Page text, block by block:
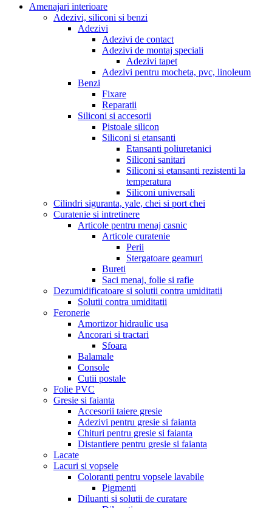
Amenajari interioare
Adezivi, siliconi si benzi
Adezivi
Adezivi de contact
Adezivi de montaj speciali
Adezivi tapet
Adezivi pentru mocheta, pvc, linoleum
Benzi
Fixare
Reparatii
Siliconi si accesorii
Pistoale silicon
Siliconi si etansanti
Etansanti poliuretanici
Siliconi sanitari
Siliconi si etansanti rezistenti la
temperatura
Siliconi universali
Cilindri siguranta, yale, chei si port chei
Curatenie si intretinere
Articole pentru menaj casnic
Articole curatenie
Perii
Stergatoare geamuri
Bureti
Saci menaj, folie si rafie
Dezumidificatoare si solutii contra umiditatii
Solutii contra umiditatii
Feronerie
Amortizor hidraulic usa
Ancorari si tractari
Sfoara
Balamale
Console
Cutii postale
Folie PVC
Gresie si faianta
Accesorii taiere gresie
Adezivi pentru gresie si faianta
Chituri pentru gresie si faianta
Distantiere pentru gresie si faianta
Lacate
Lacuri si vopsele
Coloranti pentru vopsele lavabile
Pigmenti
Diluanti si solutii de curatare